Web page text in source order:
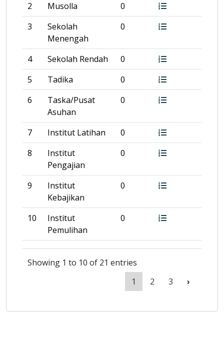
2
Musolla
0
3
Sekolah
Menengah
0
4 Sekolah Rendah
0
5
Tadika
0
6
Taska/Pusat
Asuhan
0
7 Institut Latihan
0
8
Institut
Pengajian
0
9
Institut
Kebajikan
0
10
Institut
Pemulihan
0
Showing 1 to 10 of 21 entries
1
2 3 ›